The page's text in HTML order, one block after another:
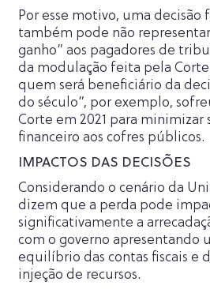
Por esse motivo, uma decisão
também pode não
ganho” aos pagadores de
da modulação feita pela
quem será beneficiário da
do século”, por exemplo,
Corte em 2021 para minimizar
financeiro aos cofres públicos.
IMPACTOS DAS DECISÕES
Considerando o cenário da
dizem que a perda pode
significativamente a
com o governo apresentando
equilíbrio das contas fiscais e
injeção de recursos.